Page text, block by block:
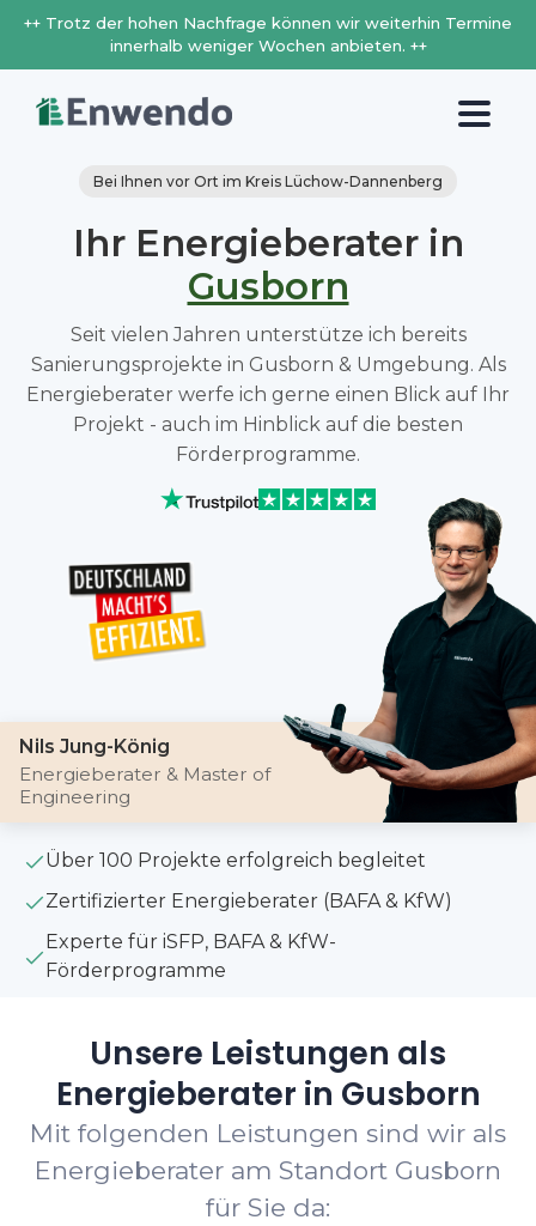
++ Trotz der hohen Nachfrage können wir weiterhin Termine
innerhalb weniger Wochen anbieten. ++
Bei Ihnen vor Ort im Kreis Lüchow-Dannenberg
Ihr Energieberater in
Gusborn
Seit vielen Jahren unterstütze ich bereits
Sanierungsprojekte in Gusborn & Umgebung. Als
Energieberater werfe ich gerne einen Blick auf Ihr
Projekt - auch im Hinblick auf die besten
Förderprogramme.
Nils Jung-König
Energieberater & Master of
Engineering
Über 100 Projekte erfolgreich begleitet
Zertifizierter Energieberater (BAFA & KfW)
Experte für iSFP, BAFA & KfW-
Förderprogramme
Unsere Leistungen als
Energieberater in Gusborn
Mit folgenden Leistungen sind wir als
Energieberater am Standort Gusborn
für Sie da: